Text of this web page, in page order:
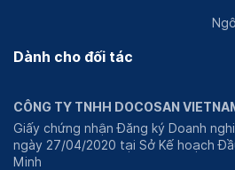
Dành cho đối tác
CÔNG TY TNHH DOCOSAN
Giấy chứng nhận Đăng ký Doanh
ngày 27/04/2020 tại Sở Kế hoạch
Minh